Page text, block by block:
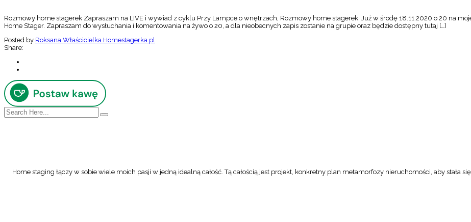
Rozmowy home stagerek Zapraszam na LIVE i wywiad z cyklu Przy Lampce o wnętrzach, Rozmowy home stagerek. Już w środę 18.11.2020 o 20 na
Home Stager. Zapraszam do wysłuchania i komentowania na żywo o 20, a dla nieobecnych zapis zostanie na grupie oraz będzie dostępny tutaj […]
Posted by Roksana Właścicielka Homestagerka.pl
Share:
Home staging łączy w sobie wiele moich pasji w jedną idealną całość. Tą całością jest projekt, konkretny plan metamorfozy nieruchomości, aby stała